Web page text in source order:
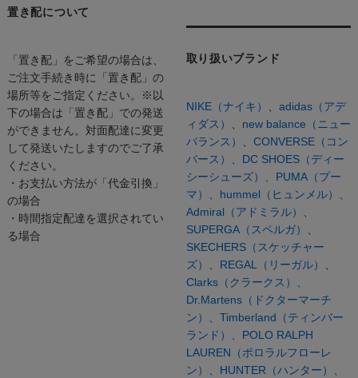
置き配について
「置き配」をご希望の場合は、
ご注文手続き時に「置き配」の
場所等をご指定ください。※以
下の場合は「置き配」での発送
ができません。対面配達に変更
して発送いたしますのでご了承
ください。
・お支払い方法が「代金引換」
の場合
・時間指定配達を選択されてい
る場合
取り扱いブランド
NIKE（ナイキ）
adidas（アデ
ィダス）
new balance（ニュー
バランス）
CONVERSE（コン
バース）、 DC SHOES（ディー
シーシューズ）、 PUMA（プー
マ）、 hummel（ヒュンメル）、
Admiral（アドミラル）
SUPERGA（スペルガ）
SKECHERS（スケッチャー
ズ）
REGAL（リーガル）
Clarks（クラークス）、
Dr.Martens（ドクターマーチ
ン）、 Timberland（ティンバー
ランド）、 POLO RALPH
LAUREN（ポロラルフローレ
ン）、 HUNTER（ハンター）、